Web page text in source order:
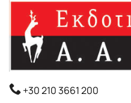
+30 210 3661 200